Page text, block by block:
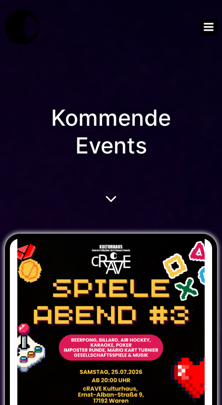
Kommende
Events